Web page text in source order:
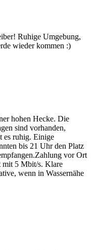
Ruhige Umgebung,
wieder kommen :)
hohen Hecke. Die
sind vorhanden,
es ruhig. Einige
bis 21 Uhr den Platz
vor Ort
5 Mbit/s. Klare
wenn in Wassernähe